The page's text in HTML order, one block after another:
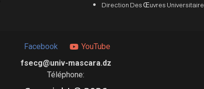
Direction Des Œuvres Universitaire
Facebook
YouTube
fsecg@univ-mascara.dz
Téléphone: